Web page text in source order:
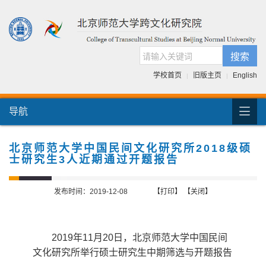
搜索
学校首页 | 旧版主页 | English
导航 
首页
国际交流
北京师范大学中国民间文化研究所2018级硕
士研究生3人近期通过开题报告
发布时间：2019-12-08 【打印】 【关闭】
2019年11月 20 日 ，北京师范大学中国民间
文化研究所举行硕士研究生中期筛选与开题报告